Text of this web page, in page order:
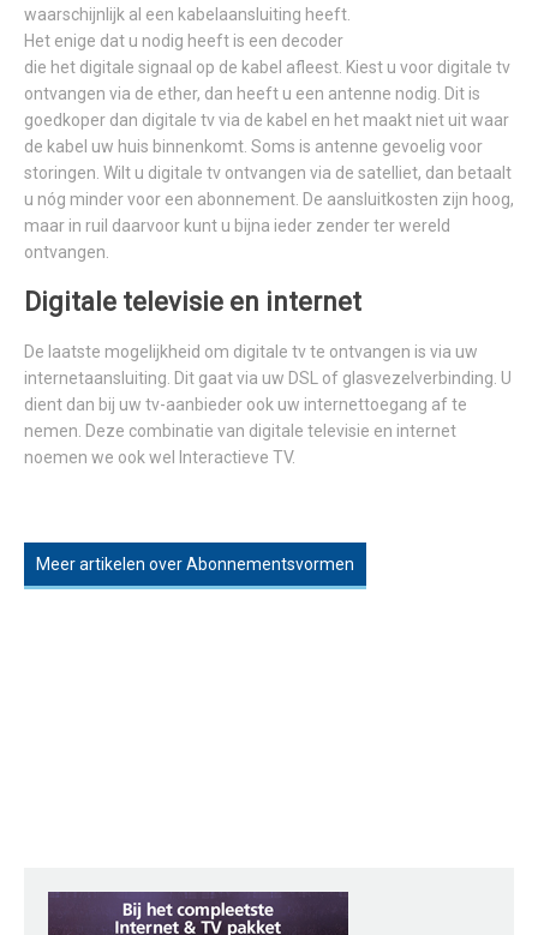
waarschijnlijk al een kabelaansluiting heeft.
Het enige dat u nodig heeft is een decoder
die het digitale signaal op de kabel afleest. Kiest u voor digitale tv
ontvangen via de ether, dan heeft u een antenne nodig. Dit is
goedkoper dan digitale tv via de kabel en het maakt niet uit waar
de kabel uw huis binnenkomt. Soms is antenne gevoelig voor
storingen. Wilt u digitale tv ontvangen via de satelliet, dan betaalt
u nóg minder voor een abonnement. De aansluitkosten zijn hoog,
maar in ruil daarvoor kunt u bijna ieder zender ter wereld
ontvangen.
Digitale televisie en internet
De laatste mogelijkheid om digitale tv te ontvangen is via uw
internetaansluiting. Dit gaat via uw DSL of glasvezelverbinding. U
dient dan bij uw tv-aanbieder ook uw internettoegang af te
nemen. Deze combinatie van digitale televisie en internet
noemen we ook wel Interactieve TV.
Meer artikelen over Abonnementsvormen